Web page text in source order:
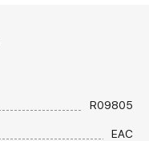
R09805
EAC